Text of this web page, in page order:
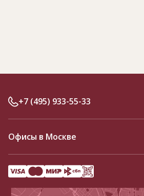
+7 (495) 933-55-33
Офисы в Москве